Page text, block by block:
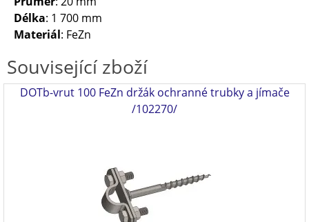
Délka: 1 700 mm
Materiál: FeZn
Související zboží
DOTb-vrut 100 FeZn držák ochranné trubky a jímače
/102270/